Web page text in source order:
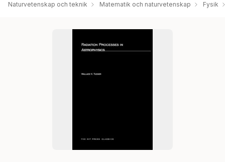
Naturvetenskap och teknik Matematik och naturvetenskap Fysik